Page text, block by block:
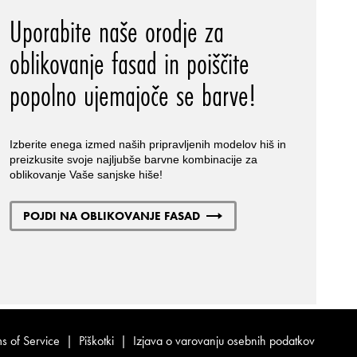
Uporabite naše orodje za
oblikovanje fasad in poiščite
popolno ujemajoče se barve!
Izberite enega izmed naših pripravljenih modelov hiš in
preizkusite svoje najljubše barvne kombinacije za
oblikovanje Vaše sanjske hiše!
POJDI NA OBLIKOVANJE FASAD
of Service | Piškotki | Izjava o varovanju osebnih podatkov